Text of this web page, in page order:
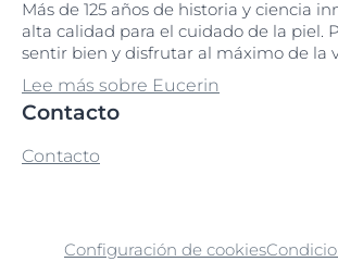
Más de 125 años de historia y ciencia
alta calidad para el cuidado de la piel.
sentir bien y disfrutar al máximo de la
Lee más sobre Eucerin
Contacto
Contacto
Configuración de cookies